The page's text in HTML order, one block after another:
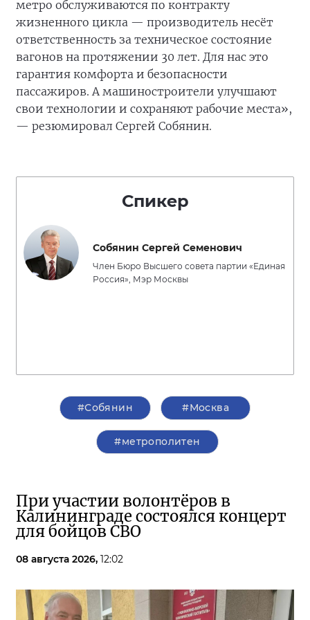
метро обслуживаются по контракту
жизненного цикла — производитель несёт
ответственность за техническое состояние
вагонов на протяжении 30 лет. Для нас это
гарантия комфорта и безопасности
пассажиров. А машиностроители улучшают
свои технологии и сохраняют рабочие места»,
— резюмировал Сергей Собянин.
Спикер
Собянин Сергей Семенович
Член Бюро Высшего совета партии «Единая
Россия», Мэр Москвы
#Собянин #Москва
#метрополитен
При участии волонтёров в
Калининграде состоялся концерт
для бойцов СВО
08 августа 2026, 12:02